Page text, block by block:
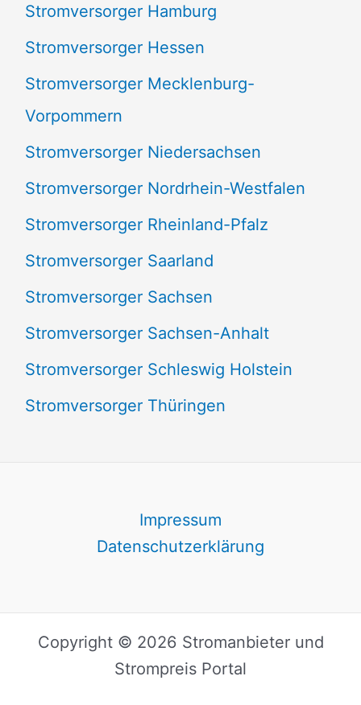
Stromversorger Hamburg
Stromversorger Hessen
Stromversorger Mecklenburg-
Vorpommern
Stromversorger Niedersachsen
Stromversorger Nordrhein-Westfalen
Stromversorger Rheinland-Pfalz
Stromversorger Saarland
Stromversorger Sachsen
Stromversorger Sachsen-Anhalt
Stromversorger Schleswig Holstein
Stromversorger Thüringen
Impressum
Datenschutzerklärung
Copyright © 2026 Stromanbieter und
Strompreis Portal